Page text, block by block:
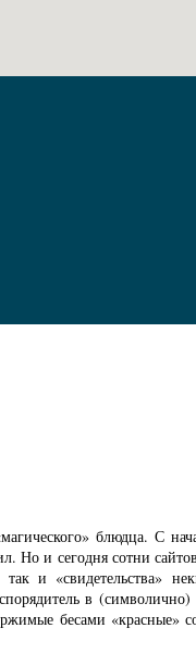
блюдца. С
Но и сегодня сотни
и «свидетельства»
в
бесами «красные»